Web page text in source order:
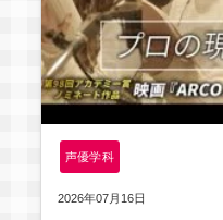
声優学科
2026年07月16日